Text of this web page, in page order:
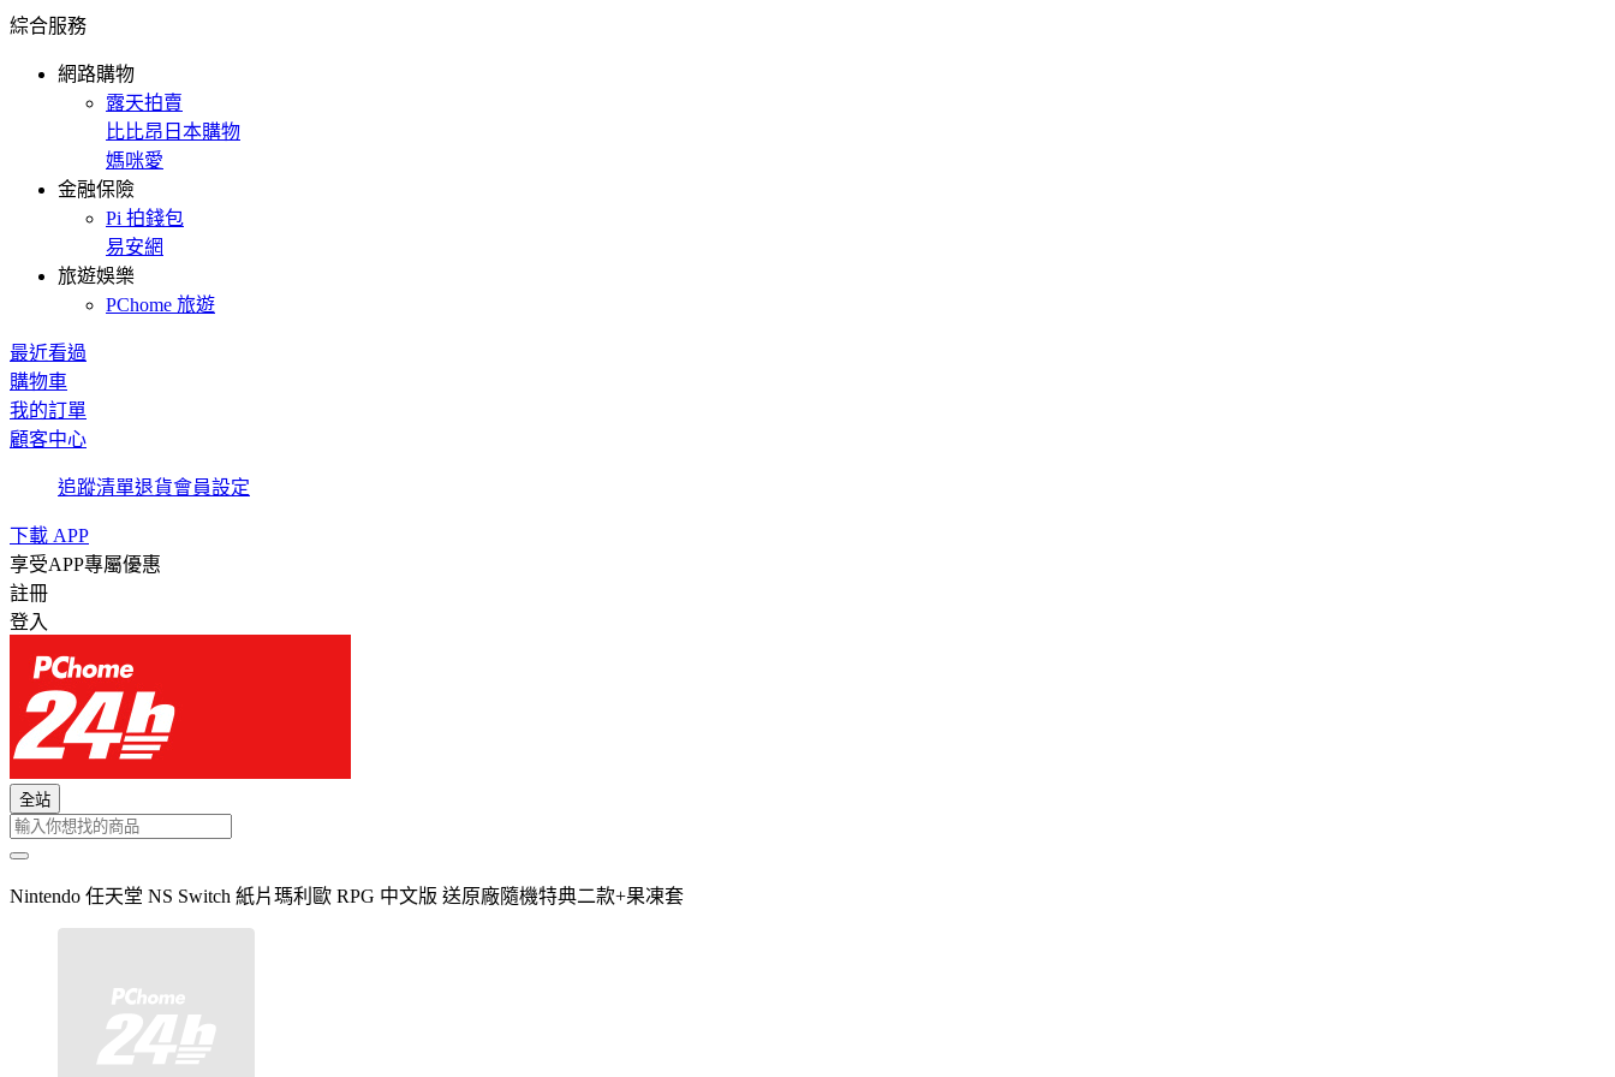
綜合服務
網路購物
露天拍賣
比比昂日本購物
媽咪愛
金融保險
Pi 拍錢包
易安網
旅遊娛樂
PChome 旅遊
最近看過
購物車
我的訂單
顧客中心
追蹤清單退貨會員設定
下載 APP
享受APP專屬優惠
註冊
登入
全站
Nintendo 任天堂 NS Switch 紙片瑪利歐 RPG 中文版 送原廠隨機特典二款+果凍套